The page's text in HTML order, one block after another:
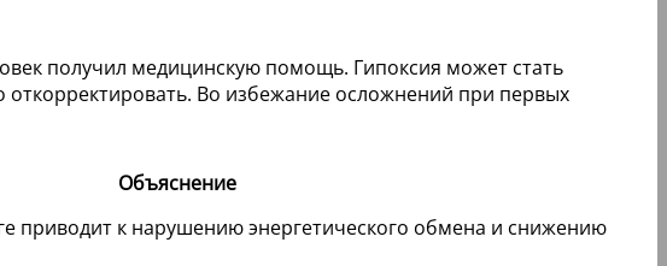
получил медицинскую помощь. Гипоксия может стать
Во избежание осложнений при первых
Объяснение
приводит к нарушению энергетического обмена и снижению